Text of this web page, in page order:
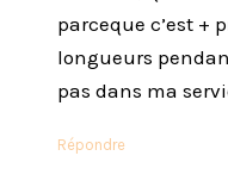
parceque c’est +
longueurs
pas dans ma
Répondre